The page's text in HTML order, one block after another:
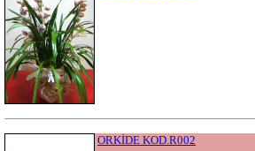
ORKİDE KOD.R002